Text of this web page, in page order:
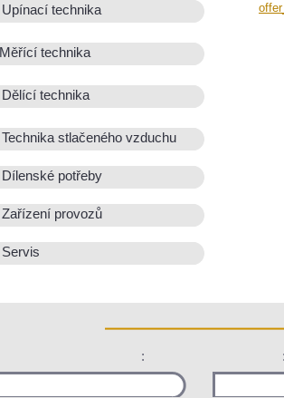
Upínací technika
Měřící technika
Dělící technika
Technika stlačeného vzduchu
Dílenské potřeby
Zařízení provozů
Servis
: